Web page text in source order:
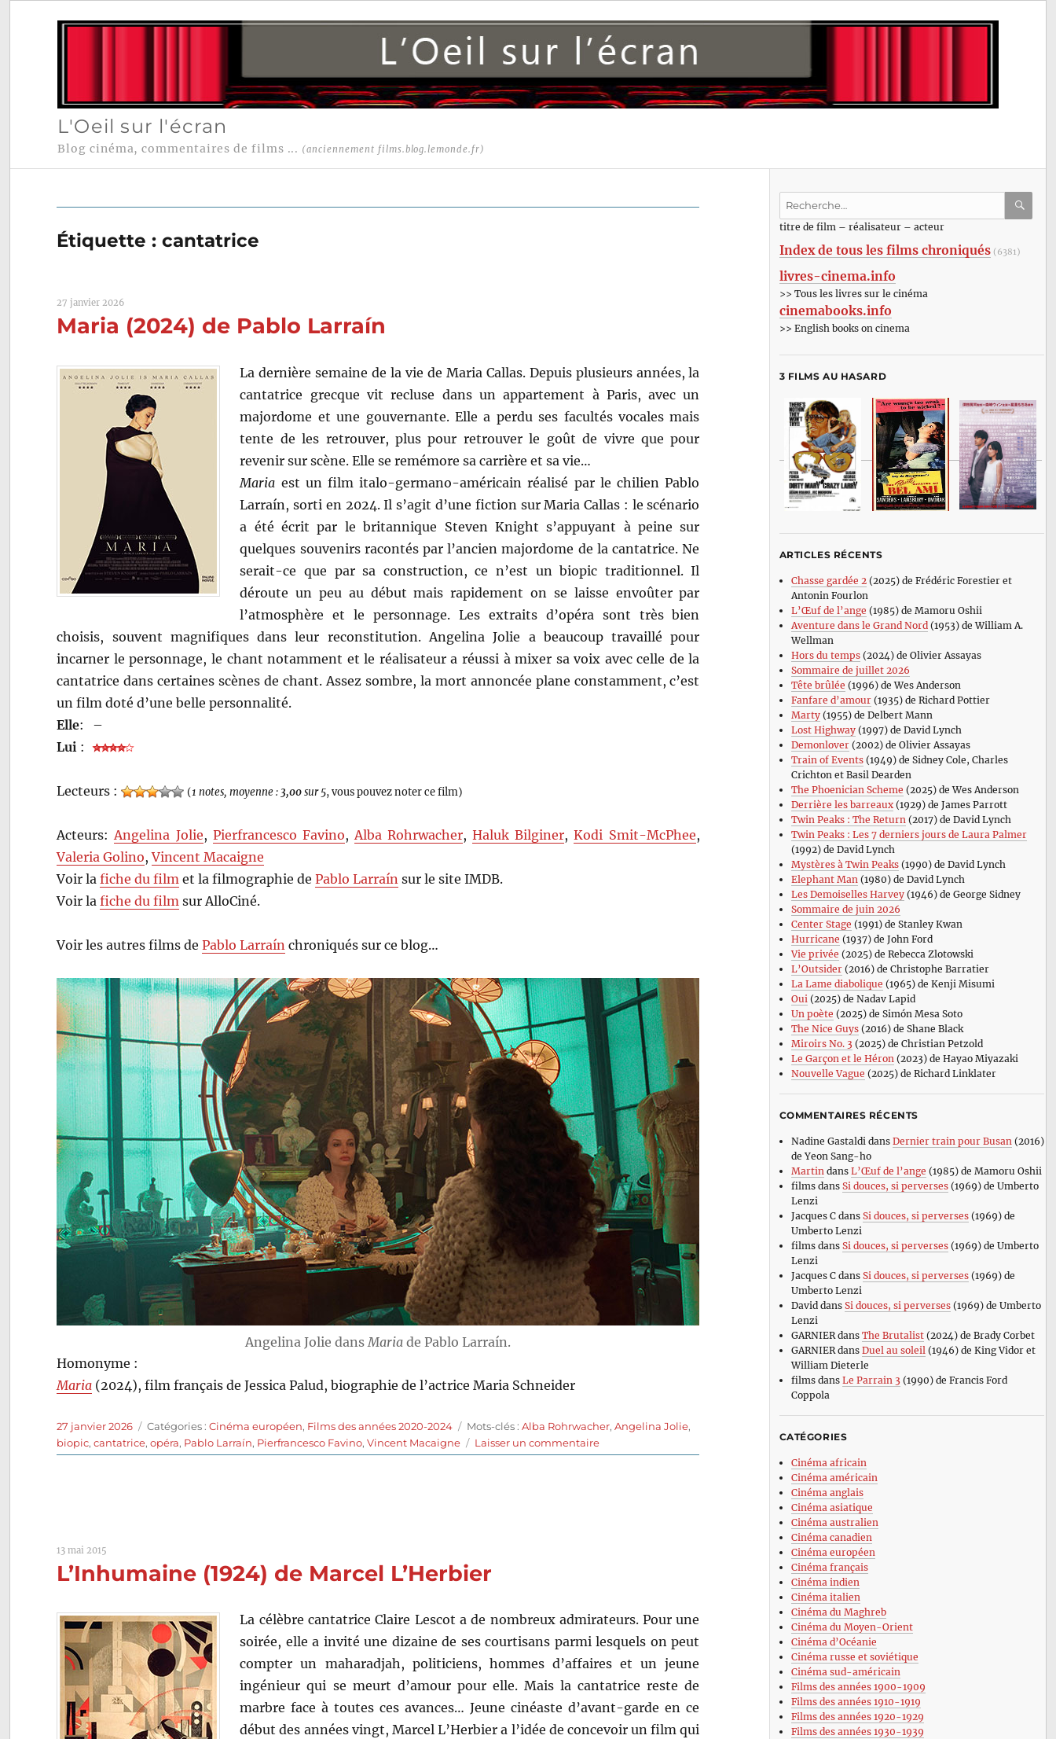
L'Oeil sur l'écran
Blog cinéma, commentaires de films ... (anciennement films.blog.lemonde.fr)
Étiquette :cantatrice
27 janvier 2026
Maria (2024) de Pablo Larraín
La dernière semaine de la vie de Maria Callas. Depuis plusieurs années, la
cantatrice grecque vit recluse dans un appartement à Paris, avec un
majordome et une gouvernante. Elle a perdu ses facultés vocales mais
tente de les retrouver, plus pour retrouver le goût de vivre que pour
revenir sur scène. Elle se remémore sa carrière et sa vie…
Maria est un film italo-germano-américain réalisé par le chilien Pablo
Larraín, sorti en 2024. Il s’agit d’une fiction sur Maria Callas : le scénario
a été écrit par le britannique Steven Knight s’appuyant à peine sur
quelques souvenirs racontés par l’ancien majordome de la cantatrice. Ne
serait-ce que par sa construction, ce n’est un biopic traditionnel. Il
déroute un peu au début mais rapidement on se laisse envoûter par
l’atmosphère et le personnage. Les extraits d’opéra sont très bien
choisis, souvent magnifiques dans leur reconstitution. Angelina Jolie a beaucoup travaillé pour
incarner le personnage, le chant notamment et le réalisateur a réussi à mixer sa voix avec celle de la
cantatrice dans certaines scènes de chant. Assez sombre, la mort annoncée plane constamment, c’est
un film doté d’une belle personnalité.
Elle:
–
Lui :
Lecteurs : (1 notes, moyenne : 3,00sur 5, vous pouvez noter ce film)
Acteurs: Angelina Jolie, Pierfrancesco Favino, Alba Rohrwacher,Haluk Bilginer,Kodi Smit-McPhee,
Valeria Golino,Vincent Macaigne
Voir lafiche du film et la filmographie dePablo Larraín sur le site IMDB.
Voir lafiche du film sur AlloCiné.
Voir les autres films dePablo Larraín chroniqués sur ce blog…
Angelina Jolie dans Maria de Pablo Larraín.
Homonyme :
Maria (2024), film français de Jessica Palud, biographie de l’actrice Maria Schneider
Publié
le
27 janvier 2026 Catégories
Catégories :Cinéma européen, Films des années 2020-2024 Étiquettes
Mots-clés :Alba Rohrwacher,Angelina Jolie,
biopic,cantatrice,opéra, Pablo Larraín, Pierfrancesco Favino,Vincent Macaigne Laisser un commentairesur
Maria
13 mai 2015
L’Inhumaine (1924) de Marcel L’Herbier
La célèbre cantatrice Claire Lescot a de nombreux admirateurs. Pour une
soirée, elle a invité une dizaine de ses courtisans parmi lesquels on peut
compter un maharadjah, politiciens, hommes d’affaires et un jeune
ingénieur qui se meurt d’amour pour elle. Mais la cantatrice reste de
marbre face à toutes ces avances… Jeune cinéaste d’avant-garde en ce
début des années vingt, Marcel L’Herbier a l’idée de concevoir un film qui
Recherche
:titre de film – réalisateur – acteur
Index de tous les films chroniqués (6381)
livres-cinema.info
>> Tous les livres sur le cinéma
cinemabooks.info
>> English books on cinema
3 FILMS AU HASARD
ARTICLES RÉCENTS
Chasse gardée 2(2025) de Frédéric Forestier et
Antonin Fourlon
L’Œuf de l’ange (1985) de Mamoru Oshii
Aventure dans le Grand Nord(1953) de William A.
Wellman
Hors du temps(2024) de Olivier Assayas
Sommaire de juillet 2026
Tête brûlée (1996) de Wes Anderson
Fanfare d’amour(1935) de Richard Pottier
Marty(1955) de Delbert Mann
Lost Highway(1997) de David Lynch
Demonlover(2002) de Olivier Assayas
Train of Events(1949) de Sidney Cole, Charles
Crichton et Basil Dearden
The Phoenician Scheme (2025) de Wes Anderson
Derrière les barreaux(1929) de James Parrott
Twin Peaks : The Return(2017) de David Lynch
Twin Peaks : Les 7 derniers jours de Laura Palmer
(1992) de David Lynch
Mystères à Twin Peaks(1990) de David Lynch
Elephant Man(1980) de David Lynch
Les Demoiselles Harvey(1946) de George Sidney
Sommaire de juin 2026
Center Stage (1991) de Stanley Kwan
Hurricane (1937) de John Ford
Vie privée (2025) de Rebecca Zlotowski
L’Outsider(2016) de Christophe Barratier
La Lame diabolique (1965) de Kenji Misumi
Oui(2025) de Nadav Lapid
Un poète (2025) de Simón Mesa Soto
The Nice Guys(2016) de Shane Black
Miroirs No. 3 (2025) de Christian Petzold
Le Garçon et le Héron(2023) de Hayao Miyazaki
Nouvelle Vague (2025) de Richard Linklater
COMMENTAIRES RÉCENTS
Nadine Gastaldi dans Dernier train pour Busan (2016)
de Yeon Sang-ho
Martin dans L’Œuf de l’ange (1985) de Mamoru Oshii
filmsdans Si douces, si perverses(1969) de Umberto
Lenzi
Jacques Cdans Si douces, si perverses(1969) de
Umberto Lenzi
filmsdans Si douces, si perverses(1969) de Umberto
Lenzi
Jacques Cdans Si douces, si perverses(1969) de
Umberto Lenzi
David dans Si douces, si perverses(1969) de Umberto
Lenzi
GARNIERdans The Brutalist(2024) de Brady Corbet
GARNIERdans Duel au soleil (1946) de King Vidor et
William Dieterle
filmsdans Le Parrain 3 (1990) de Francis Ford
Coppola
CATÉGORIES
Cinéma africain
Cinéma américain
Cinéma anglais
Cinéma asiatique
Cinéma australien
Cinéma canadien
Cinéma européen
Cinéma français
Cinéma indien
Cinéma italien
Cinéma du Maghreb
Cinéma du Moyen-Orient
Cinéma d’Océanie
Cinéma russe et soviétique
Cinéma sud-américain
Films des années 1900-1909
Films des années 1910-1919
Films des années 1920-1929
Films des années 1930-1939